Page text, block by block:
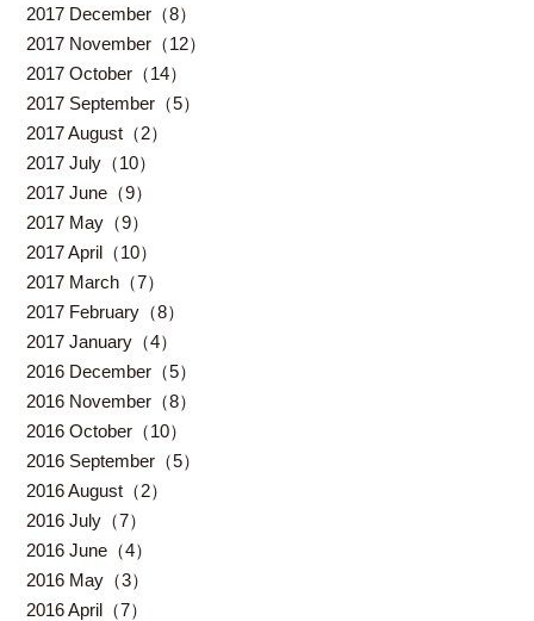
2017 December（8）
2017 November（12）
2017 October（14）
2017 September（5）
2017 August（2）
2017 July（10）
2017 June（9）
2017 May（9）
2017 April（10）
2017 March（7）
2017 February（8）
2017 January（4）
2016 December（5）
2016 November（8）
2016 October（10）
2016 September（5）
2016 August（2）
2016 July（7）
2016 June（4）
2016 May（3）
2016 April（7）